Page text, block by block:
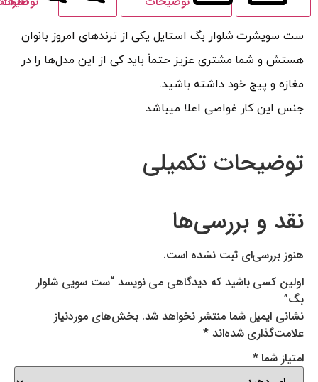
شلوار بگ استایل یکی از ترندهای امروز بانوان
شما مشتری عزیز حتماً باید کی از این مدل‌ها را در
و پیج خود داشته باشید.
کار غواصی اعلا میباشد
تکمیلی
و بررسی‌ها
ثبت نشده است.
کسی باشید که دیدگاهی می نویسد “ست سویی شلوار
ایمیل شما منتشر نخواهد شد.بخش‌های موردنیاز
شده‌اند*
شما*